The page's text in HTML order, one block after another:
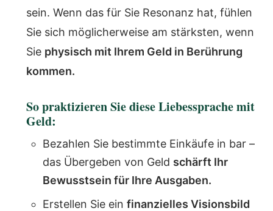
sein. Wenn das für Sie Resonanz hat, fühlen
Sie sich möglicherweise am stärksten, wenn
Sie physisch mit Ihrem Geld in Berührung
kommen.
So praktizieren Sie diese Liebessprache mit
Geld:
Bezahlen Sie bestimmte Einkäufe in bar –
das Übergeben von Geld schärft Ihr
Bewusstsein für Ihre Ausgaben.
Erstellen Sie ein finanzielles Visionsbild